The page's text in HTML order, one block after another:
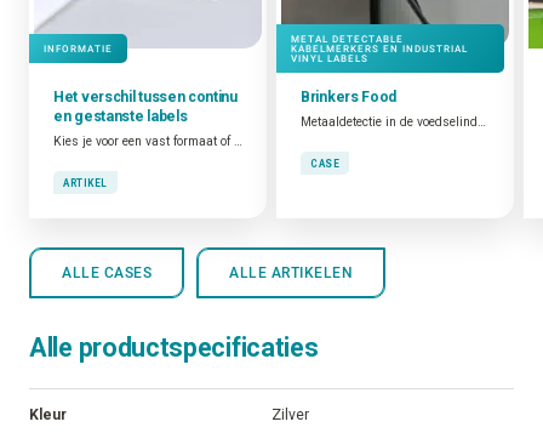
INFORMATIE
Het verschil tussen continu
en gestanste labels
ARTIKEL
METAL DETECTABLE
KABELMERKERS EN INDUSTRIAL
VINYL LABELS
Brinkers Food
CASE
ALLE CASES ALLE ARTIKELEN
Alle productspecificaties
Kleur Zilver